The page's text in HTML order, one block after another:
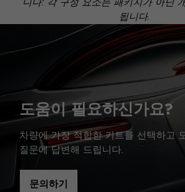
니다: 각 구성 요소는 패키지가 아닌
됩니다.
도움이 필요하신가요?
차량에 가장 적합한 키트를 선택하고
질문에 답변해 드립니다.
문의하기